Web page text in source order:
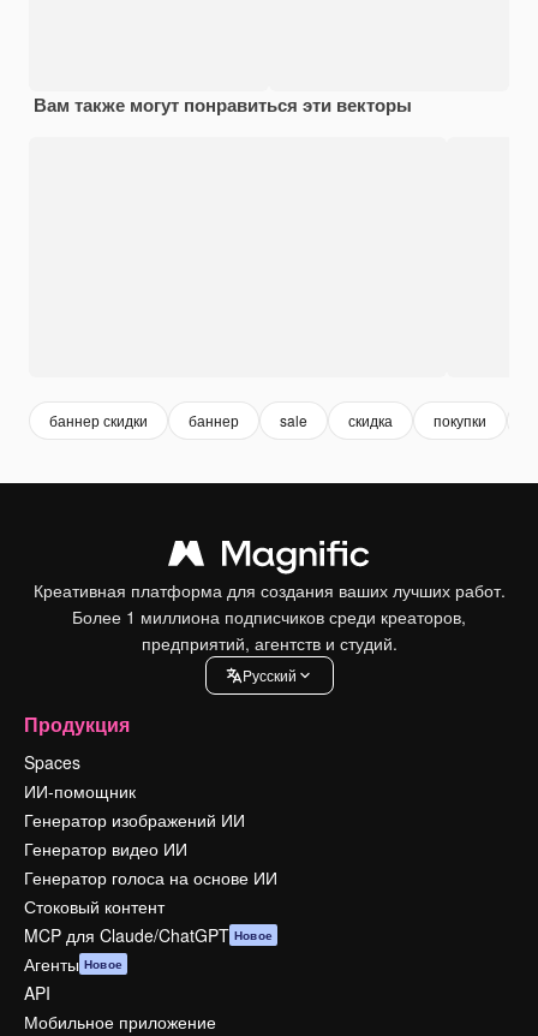
Вам также могут понравиться эти векторы
баннер скидки баннер sale скидка покупки
Креативная платформа для создания ваших лучших работ.
Более 1 миллиона подписчиков среди креаторов,
предприятий, агентств и студий.
Pусский
Продукция
Spaces
ИИ-помощник
Генератор изображений ИИ
Генератор видео ИИ
Генератор голоса на основе ИИ
Стоковый контент
MCP для Claude/ChatGPT Новое
Агенты Новое
API
Мобильное приложение